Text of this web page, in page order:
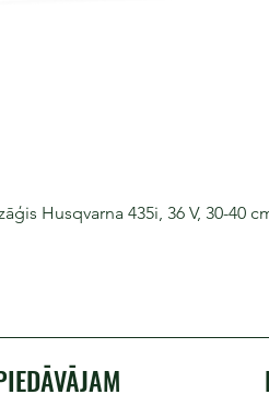
Husqvarna 435i, 36 V, 30-40